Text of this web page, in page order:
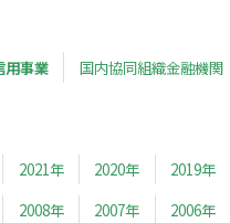
用事業 国内協同組織金融機関
2021年 2020年 2019年
2008年 2007年 2006年